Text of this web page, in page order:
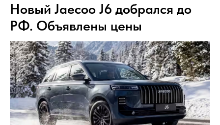
Новый Jaecoo J6 добрался до
РФ. Объявлены цены